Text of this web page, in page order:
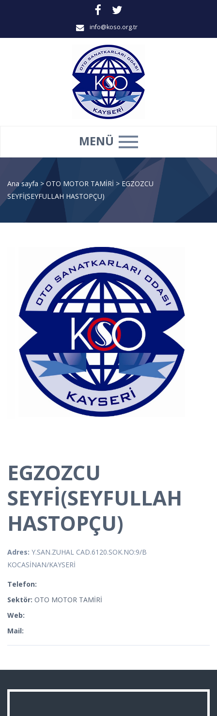
info@koso.org.tr
MENÜ
Ana sayfa > OTO MOTOR TAMİRİ > EGZOZCU
SEYFİ(SEYFULLAH HASTOPÇU)
EGZOZCU
SEYFİ(SEYFULLAH
HASTOPÇU)
Adres: Y.SAN.ZUHAL CAD.6120.SOK.NO:9/B
KOCASİNAN/KAYSERİ
Telefon:
Sektör: OTO MOTOR TAMİRİ
Web:
Mail: